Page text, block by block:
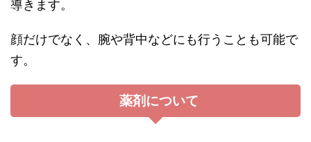
導きます。
顔だけでなく、腕や背中などにも行うことも可能で
す。
薬剤について